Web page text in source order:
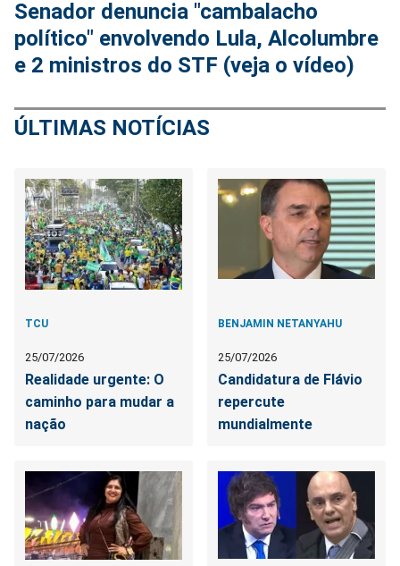
Senador denuncia "cambalacho
político" envolvendo Lula, Alcolumbre
e 2 ministros do STF (veja o vídeo)
ÚLTIMAS NOTÍCIAS
TCU
25/07/2026
Realidade urgente: O
caminho para mudar a
nação
BENJAMIN NETANYAHU
25/07/2026
Candidatura de Flávio
repercute
mundialmente